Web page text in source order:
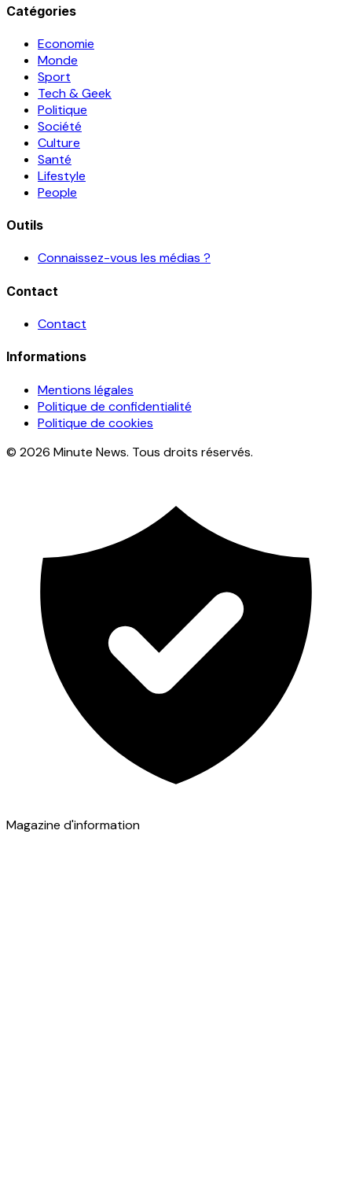
Catégories
Economie
Monde
Sport
Tech & Geek
Politique
Société
Culture
Santé
Lifestyle
People
Outils
Connaissez-vous les médias ?
Contact
Contact
Informations
Mentions légales
Politique de confidentialité
Politique de cookies
© 2026 Minute News. Tous droits réservés.
Magazine d'information